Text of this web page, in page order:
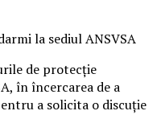
la sediul ANSVSA
de protecție
în încercarea de a
a solicita o discuție